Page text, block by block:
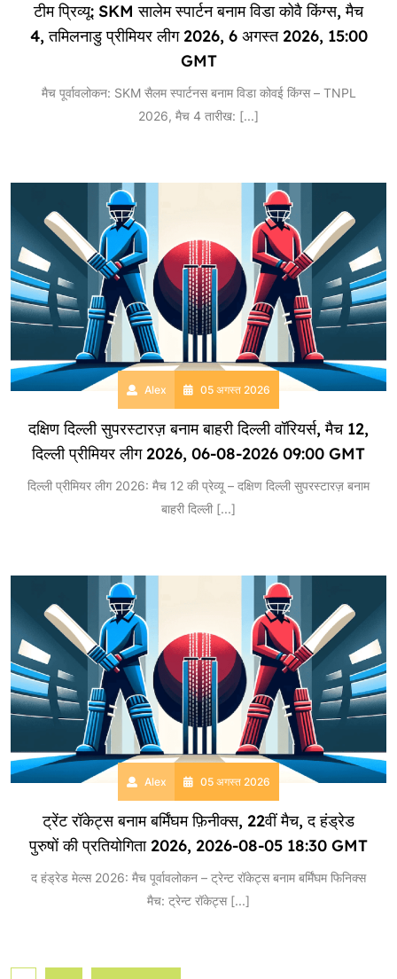
टीम प्रिव्यू: SKM सालेम स्पार्टन बनाम विडा कोवै किंग्स, मैच
4, तमिलनाडु प्रीमियर लीग 2026, 6 अगस्त 2026, 15:00
GMT
मैच पूर्वावलोकन: SKM सैलम स्पार्टनस बनाम विडा कोवई किंग्स – TNPL
2026, मैच 4 तारीख: [...]
Alex 05 अगस्त 2026
दक्षिण दिल्ली सुपरस्टारज़ बनाम बाहरी दिल्ली वॉरियर्स, मैच 12,
दिल्ली प्रीमियर लीग 2026, 06-08-2026 09:00 GMT
दिल्ली प्रीमियर लीग 2026: मैच 12 की प्रेव्यू – दक्षिण दिल्ली सुपरस्टारज़ बनाम
बाहरी दिल्ली [...]
Alex 05 अगस्त 2026
ट्रेंट रॉकेट्स बनाम बर्मिंघम फ़िनीक्स, 22वीं मैच, द हंड्रेड
पुरुषों की प्रतियोगिता 2026, 2026-08-05 18:30 GMT
द हंड्रेड मेल्स 2026: मैच पूर्वावलोकन – ट्रेन्ट रॉकेट्स बनाम बर्मिंघम फिनिक्स
मैच: ट्रेन्ट रॉकेट्स [...]